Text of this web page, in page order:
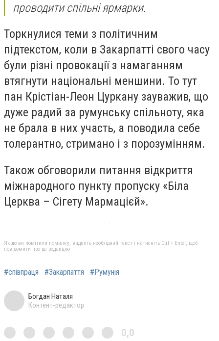
проводити спільні ярмарки.
Торкнулися теми з політичним
підтекстом, коли в Закарпатті свого часу
були різні провокації з намаганням
втягнути національні меншини. То тут
пан Крістіан-Леон Цуркану зауважив, що
дуже радий за румунську спільноту, яка
не брала в них участь, а поводила себе
толерантно, стримано і з порозумінням.
Також обговорили питання відкриття
міжнародного пункту пропуску «Біла
Церква – Сігету Мармацієй».
Якщо ви помітили помилку, виділіть необхідний текст і натисніть Ctrl + Enter, щоб
повідомити про це редакцію
#співпраця #Закарпаття #Румунія
Богдан Наталя
Контент-редактор
0,0